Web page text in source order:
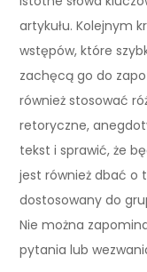
artykułu. Kolejnym
wstępów, które
zachęcą go do
również stosować
retoryczne,
tekst i sprawić, że
jest również dbać o
dostosowany do
Nie można
pytania lub